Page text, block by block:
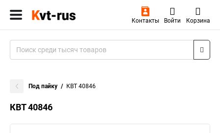
Контакты Войти Корзина
Под пайку КВТ 40846
КВТ 40846